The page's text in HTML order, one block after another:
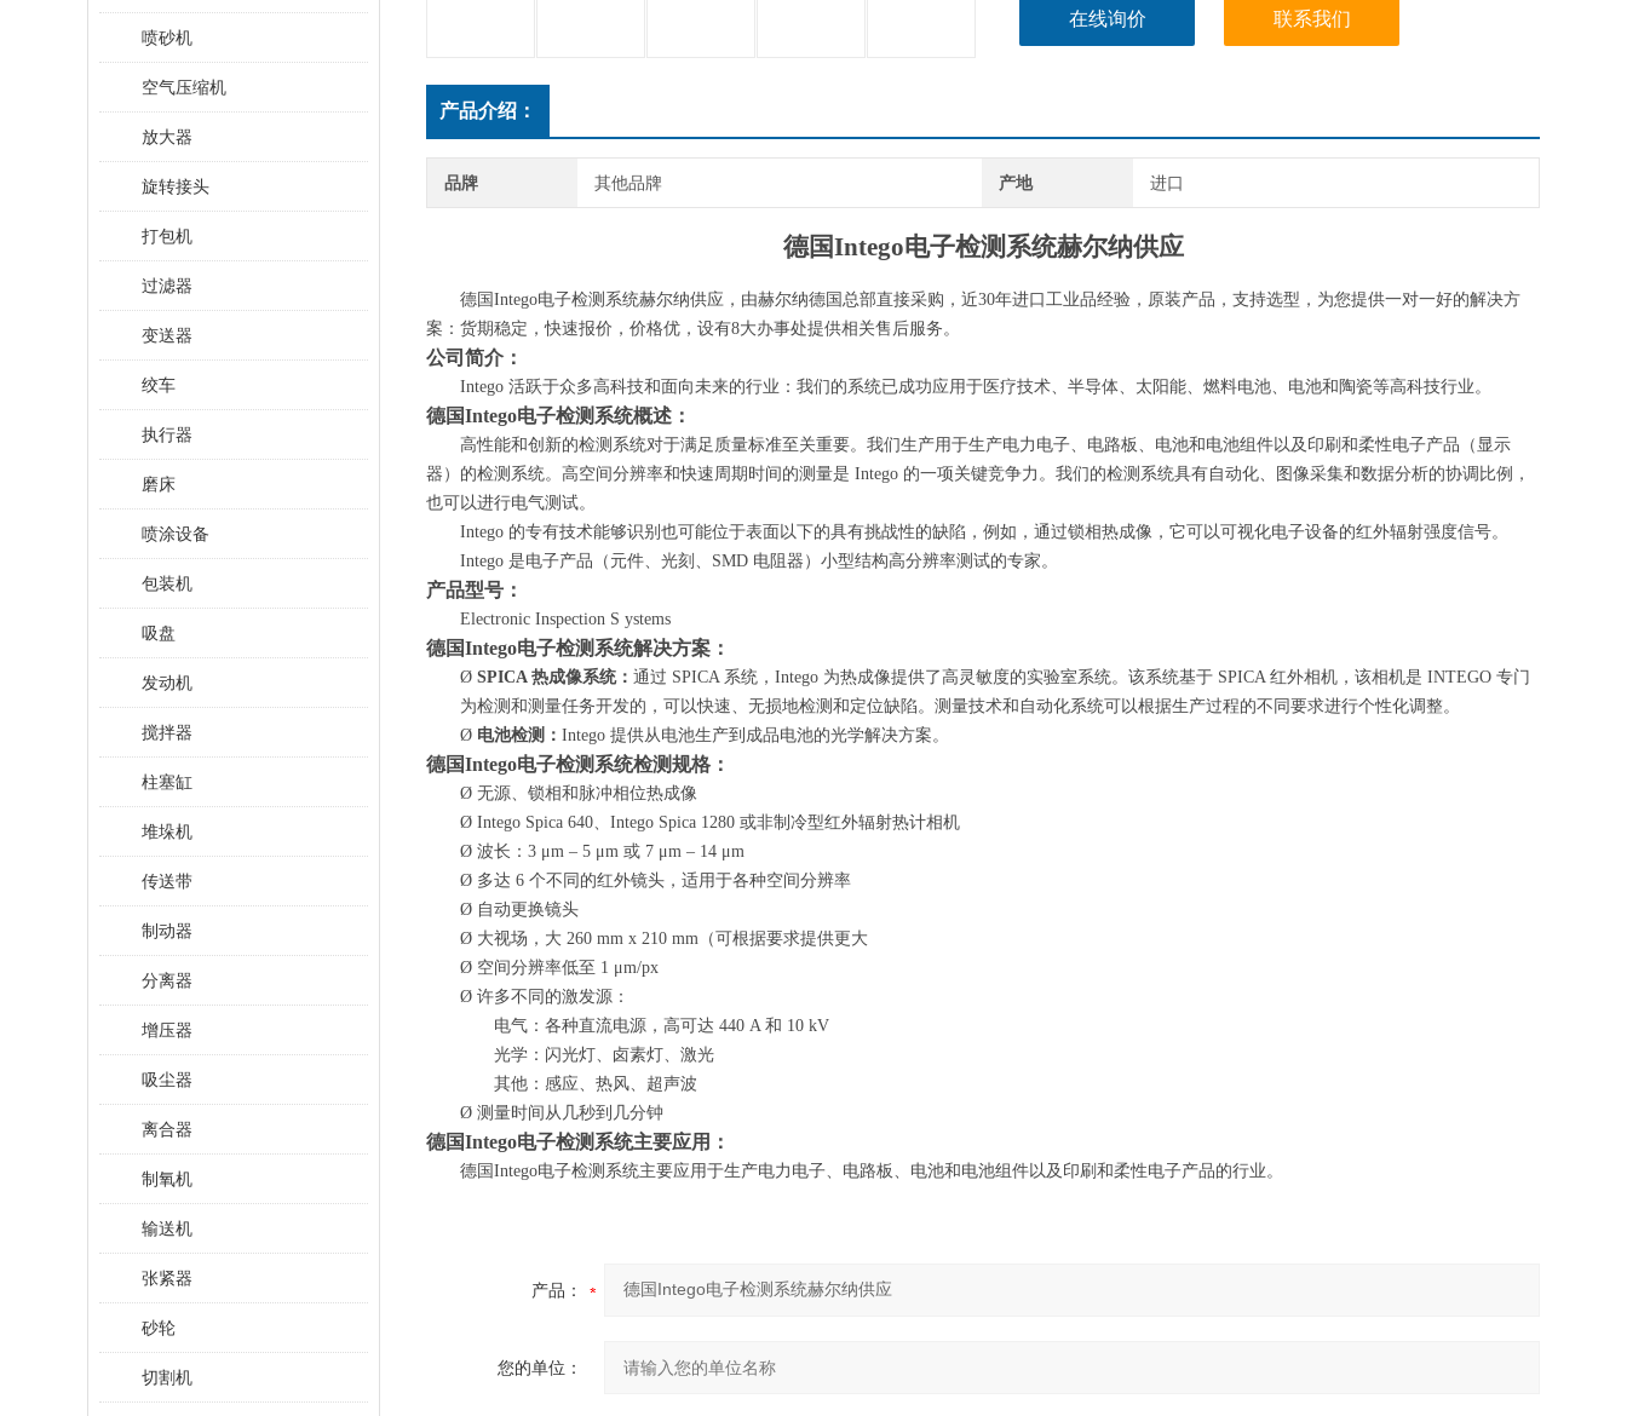
喷砂机
空气压缩机
放大器
旋转接头
打包机
过滤器
变送器
绞车
执行器
磨床
喷涂设备
包装机
吸盘
发动机
搅拌器
柱塞缸
堆垛机
传送带
制动器
分离器
增压器
吸尘器
离合器
制氧机
输送机
张紧器
砂轮
切割机
在线询价 联系我们
产品介绍：
品牌 其他品牌 产地 进口
德国Intego电子检测系统赫尔纳供应
德国 Intego电子检测系统赫尔纳供应，由赫尔纳德国 总部直接采购，近30年进口工业品经验 ， 原装产品 ， 支持选型，为您提供一对一好的解决方
案：货期稳定，快速报价，价格优，设有8大办事处提供相关售后服务。
公司简介：
Intego 活跃于众多高科技和面向未来的行业：我们的系统已成功应用于医疗技术、半导体、太阳能、燃料电池、电池和陶瓷等高科技行业。
德国Intego电子检测系统概述：
高性能和创新的检测系统对于满足质量标准至关重要。我们生产用于生产电力电子、电路板、电池和电池组件以及印刷和柔性电子产品（显示
器）的检测系统。高空间分辨率和快速周期时间的测量是 Intego 的一项关键竞争力。我们的检测系统具有自动化、 图像采集和数据分析的协调比例，
也可以进行电气测试。
Intego 的专有技术能够识别也可能位于表面以下的具有挑战性的缺陷，例如，通过锁相热成像 ，它可以可视化电子设备的红外辐射强度信号。
Intego 是电子产品（元件、光刻、SMD 电阻器）小型结构高分辨率测试的专家。
产品型号：
Electronic Inspection S ystems
德国Intego电子检测系统解决方案：
Ø SPICA 热成像系统： 通过 SPICA 系统，Intego 为热成像提供了高灵敏度的实验室系统。该系统基于 SPICA 红外相机，该相机是 INTEGO 专门
为检测和测量任务开发的，可以快速、无损地检测和定位缺陷。测量技术和自动化系统可以根据生产过程的不同要求进行个性化调整。
Ø 电池检测 ： Intego 提供从电池生产到成品电池的光学解决方案。
德国Intego电子检测系统检测规格：
Ø 无源、锁相和脉冲相位热成像
Ø Intego Spica 640、Intego Spica 1280 或非制冷型红外辐射热计相机
Ø 波长： 3 μm – 5 μm 或 7 μm – 14 μm
Ø 多达 6 个不同的红外镜头，适用于各种空间分辨率
Ø 自动更换镜头
Ø 大视场，大 260 mm x 210 mm（可根据要求提供更大
Ø 空间分辨率低至 1 μm/px
Ø 许多不同的激发源：
电气：各种直流电源，高可达 440 A 和 10 kV
光学：闪光灯、卤素灯、激光
其他：感应、热风、超声波
Ø 测量时间从几秒到几分钟
德国Intego电子检测系统主要应用：
德国 Intego电子检测系统主要应用于生产电力电子、电路板、电池和电池组件以及印刷和柔性电子产品的行业。
产品：
您的单位：